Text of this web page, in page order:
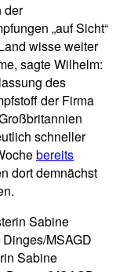
der
„auf Sicht“
wisse weiter
sagte Wilhelm:
des
der Firma
schneller
bereits
dort demnächst
Sabine